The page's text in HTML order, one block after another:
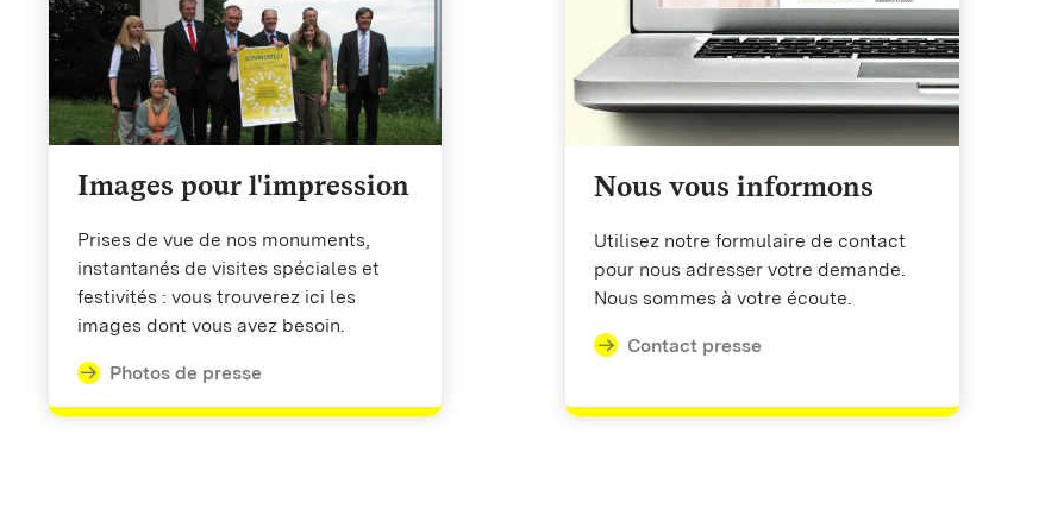
Images pour l'impression
Prises de vue de nos monuments,
instantanés de visites spéciales et
festivités : vous trouverez ici les
images dont vous avez besoin.
Photos de presse
Nous vous informons
Utilisez notre formulaire de contact
pour nous adresser votre demande.
Nous sommes à votre écoute.
Contact presse